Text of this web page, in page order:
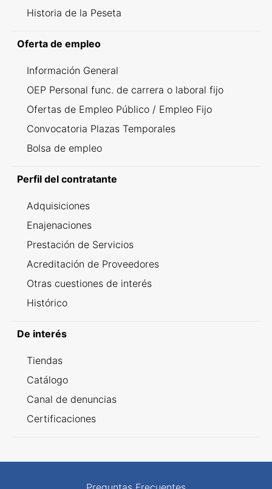
Historia de la Peseta
Oferta de empleo
Información General
OEP Personal func. de carrera o laboral fijo
Ofertas de Empleo Público / Empleo Fijo
Convocatoria Plazas Temporales
Bolsa de empleo
Perfil del contratante
Adquisiciones
Enajenaciones
Prestación de Servicios
Acreditación de Proveedores
Otras cuestiones de interés
Histórico
De interés
Tiendas
Catálogo
Canal de denuncias
Certificaciones